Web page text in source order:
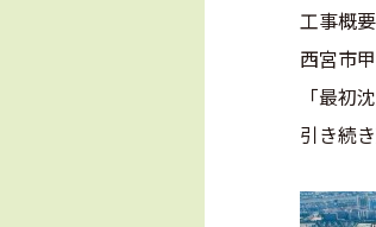
工事概要
西宮市
「最初
引き続